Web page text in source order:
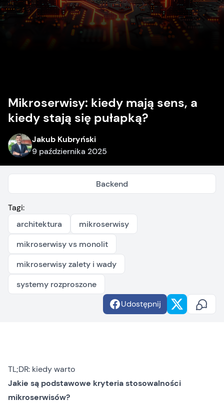
Mikroserwisy: kiedy mają sens, a
kiedy stają się pułapką?
Jakub Kubryński
9 października 2025
Backend
Tagi:
architektura
mikroserwisy
mikroserwisy vs monolit
mikroserwisy zalety i wady
systemy rozproszone
Udostępnij
TL;DR: kiedy warto
Jakie są podstawowe kryteria stosowalności
mikroserwisów?